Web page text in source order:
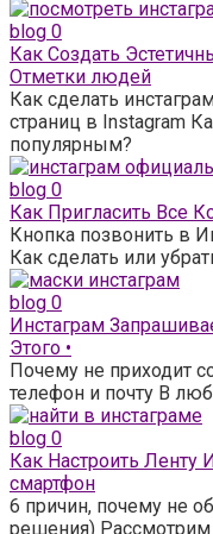
blog 0
Как Создать
Отметки людей
Как сделать
страниц в Instagram
популярным?
blog 0
Как Пригласить Все
Кнопка позвонить в
Как сделать или
blog 0
Инстаграм
Этого •
Почему не приходит
телефон и почту В
blog 0
Как Настроить Ленту
смартфон
6 причин, почему не
решения) Рассмотрим